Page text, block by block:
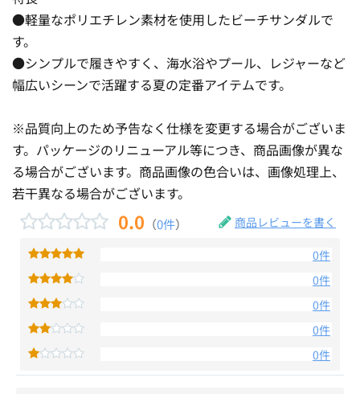
●軽量なポリエチレン素材を使用したビーチサンダルで
す。
●シンプルで履きやすく、海水浴やプール、レジャーなど
幅広いシーンで活躍する夏の定番アイテムです。
※品質向上のため予告なく仕様を変更する場合がございま
す。パッケージのリニューアル等につき、商品画像が異な
る場合がございます。商品画像の色合いは、画像処理上、
若干異なる場合がございます。
0.0 （0件） 商品レビューを書く
0件
0件
0件
0件
0件